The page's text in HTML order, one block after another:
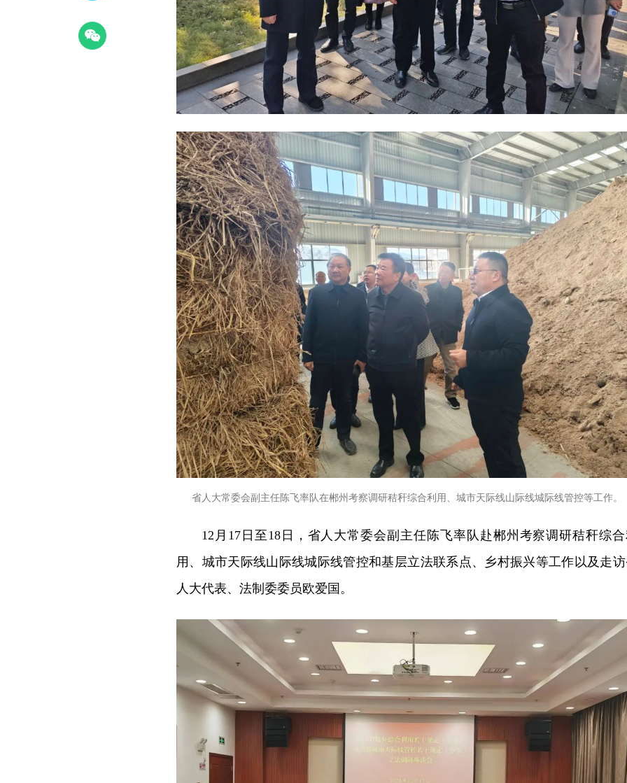
省人大常委会副主任陈飞率队在郴州考察调研秸秆综合利用、城市天际线山际线城际线管控等工作。
12月17日至18日，省人大常委会副主任陈飞率队赴郴州考察调研秸秆综
用、城市天际线山际线城际线管控和基层立法联系点、乡村振兴等工作以及走
人大代表、法制委委员欧爱国。